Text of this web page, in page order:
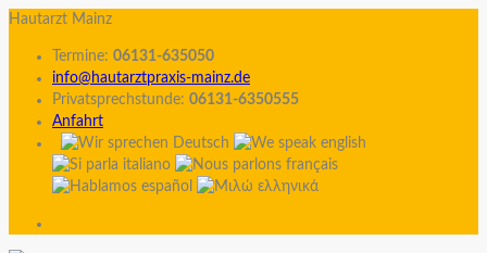
Hautarzt Mainz
Termine: 06131-635050
info@hautarztpraxis-mainz.de
Privatsprechstunde: 06131-6350555
Anfahrt